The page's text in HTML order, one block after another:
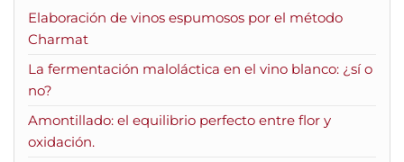
Elaboración de vinos espumosos por el método
Charmat
La fermentación maloláctica en el vino blanco: ¿sí o
no?
Amontillado: el equilibrio perfecto entre flor y
oxidación.